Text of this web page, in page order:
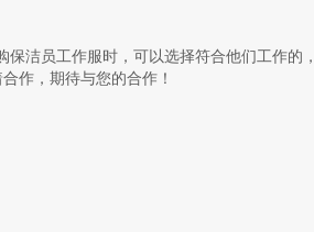
洁员工作服时，可以选择符合他们工作
作，期待与您的合作！